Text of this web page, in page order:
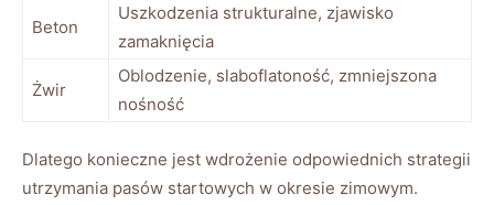
Beton
Uszkodzenia​ strukturalne,⁢ zjawisko
zamaknięcia
Żwir
Oblodzenie, slaboflatoność, zmniejszona
nośność
Dlatego konieczne jest wdrożenie odpowiednich​ strategii
utrzymania pasów startowych w okresie zimowym.